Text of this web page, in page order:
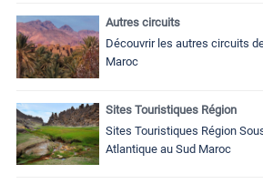
Autres circuits
Découvrir les autres circuits
Maroc
Sites Touristiques Région
Sites Touristiques Région
Atlantique au Sud Maroc